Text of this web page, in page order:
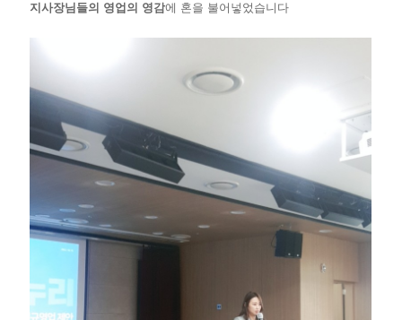
지사장님들의 영업의 영감에 혼을 불어넣었습니다